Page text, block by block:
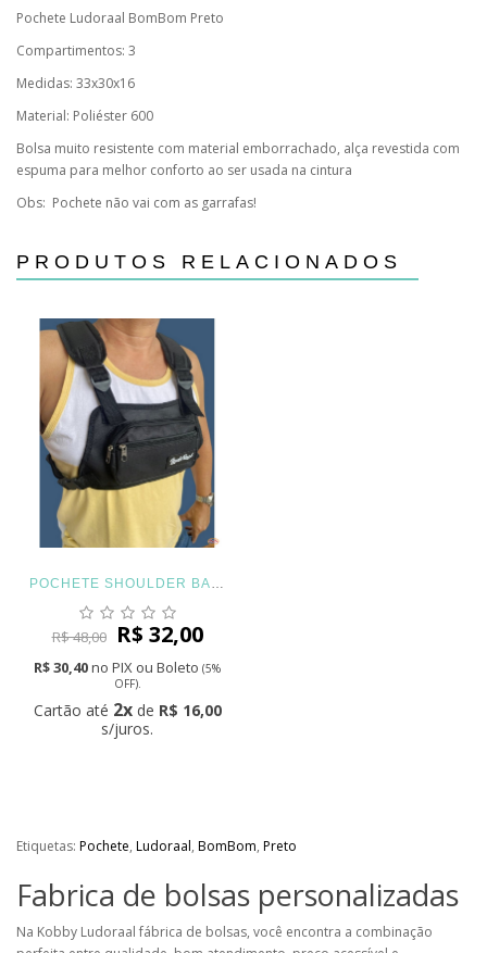
Pochete Ludoraal BomBom Preto
Compartimentos: 3
Medidas: 33x30x16
Material: Poliéster 600
Bolsa muito resistente com material emborrachado, alça revestida com
espuma para melhor conforto ao ser usada na cintura
Obs: Pochete não vai com as garrafas!
PRODUTOS RELACIONADOS
POCHETE SHOULDER BAG PEITORAL LUDORAAL
R$ 48,00 R$ 32,00
R$ 30,40no PIX ou Boleto (5%
OFF).
Cartão até 2x de R$ 16,00
s/juros.
Etiquetas: Pochete, Ludoraal, BomBom, Preto
Fabrica de bolsas personalizadas
Na Kobby Ludoraal fábrica de bolsas, você encontra a combinação